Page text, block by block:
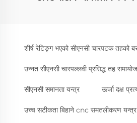
शीर्ष रेटिङ्ग भएको सीएनसी चारपटक तहको
उन्नत सीएनसी चारपल्लवी प्रसिद्ध तह
सीएनसी समानता यन्त्र ऊर्जा दक्ष
उच्च सटीकता बिहाने cnc समतलीकरण यन्त्र